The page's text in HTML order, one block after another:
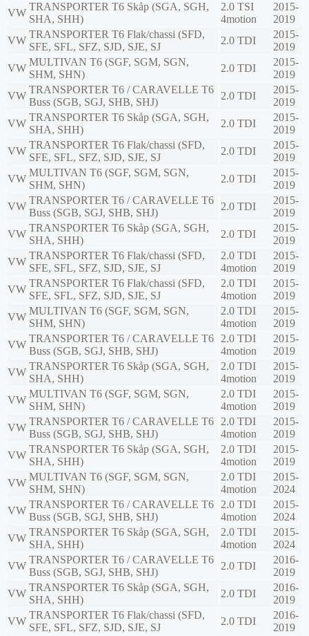
VW
TRANSPORTER T6 Skåp (SGA, SGH,
SHA, SHH)
2.0 TSI
4motion
2015-
2019
VW
TRANSPORTER T6 Flak/chassi (SFD,
SFE, SFL, SFZ, SJD, SJE, SJ
2.0 TDI
2015-
2019
VW
MULTIVAN T6 (SGF, SGM, SGN,
SHM, SHN)
2.0 TDI
2015-
2019
VW
TRANSPORTER T6 / CARAVELLE T6
Buss (SGB, SGJ, SHB, SHJ)
2.0 TDI
2015-
2019
VW
TRANSPORTER T6 Skåp (SGA, SGH,
SHA, SHH)
2.0 TDI
2015-
2019
VW
TRANSPORTER T6 Flak/chassi (SFD,
SFE, SFL, SFZ, SJD, SJE, SJ
2.0 TDI
2015-
2019
VW
MULTIVAN T6 (SGF, SGM, SGN,
SHM, SHN)
2.0 TDI
2015-
2019
VW
TRANSPORTER T6 / CARAVELLE T6
Buss (SGB, SGJ, SHB, SHJ)
2.0 TDI
2015-
2019
VW
TRANSPORTER T6 Skåp (SGA, SGH,
SHA, SHH)
2.0 TDI
2015-
2019
VW
TRANSPORTER T6 Flak/chassi (SFD,
SFE, SFL, SFZ, SJD, SJE, SJ
2.0 TDI
4motion
2015-
2019
VW
TRANSPORTER T6 Flak/chassi (SFD,
SFE, SFL, SFZ, SJD, SJE, SJ
2.0 TDI
4motion
2015-
2019
VW
MULTIVAN T6 (SGF, SGM, SGN,
SHM, SHN)
2.0 TDI
4motion
2015-
2019
VW
TRANSPORTER T6 / CARAVELLE T6
Buss (SGB, SGJ, SHB, SHJ)
2.0 TDI
4motion
2015-
2019
VW
TRANSPORTER T6 Skåp (SGA, SGH,
SHA, SHH)
2.0 TDI
4motion
2015-
2019
VW
MULTIVAN T6 (SGF, SGM, SGN,
SHM, SHN)
2.0 TDI
4motion
2015-
2019
VW
TRANSPORTER T6 / CARAVELLE T6
Buss (SGB, SGJ, SHB, SHJ)
2.0 TDI
4motion
2015-
2019
VW
TRANSPORTER T6 Skåp (SGA, SGH,
SHA, SHH)
2.0 TDI
4motion
2015-
2019
VW
MULTIVAN T6 (SGF, SGM, SGN,
SHM, SHN)
2.0 TDI
4motion
2015-
2024
VW
TRANSPORTER T6 / CARAVELLE T6
Buss (SGB, SGJ, SHB, SHJ)
2.0 TDI
4motion
2015-
2024
VW
TRANSPORTER T6 Skåp (SGA, SGH,
SHA, SHH)
2.0 TDI
4motion
2015-
2024
VW
TRANSPORTER T6 / CARAVELLE T6
Buss (SGB, SGJ, SHB, SHJ)
2.0 TDI
2016-
2019
VW
TRANSPORTER T6 Skåp (SGA, SGH,
SHA, SHH)
2.0 TDI
2016-
2019
VW
TRANSPORTER T6 Flak/chassi (SFD,
SFE, SFL, SFZ, SJD, SJE, SJ
2.0 TDI
2016-
2019